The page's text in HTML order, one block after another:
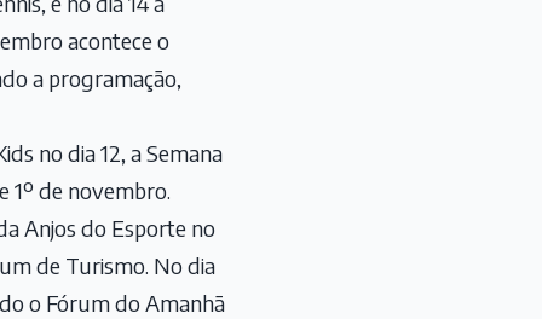
acontece o
a programação,
no dia 12, a Semana
1º de novembro.
Anjos do Esporte no
de Turismo. No dia
o Fórum do Amanhã